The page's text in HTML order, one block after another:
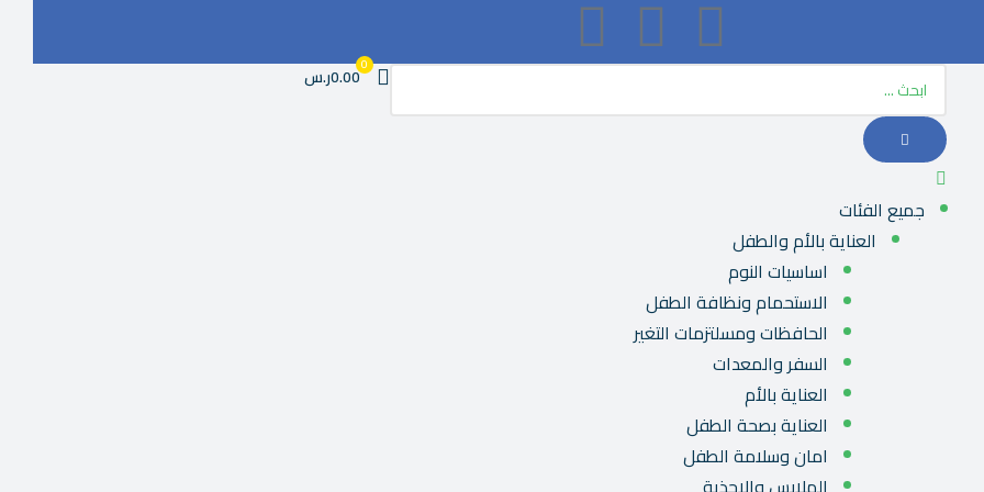
00.00ر.س
جميع الفئات
العناية بالأم والطفل
اساسيات النوم
الاستحمام ونظافة الطفل
الحافظات ومسلتزمات التغير
السفر والمعدات
العناية بالأم
العناية بصحة الطفل
امان وسلامة الطفل